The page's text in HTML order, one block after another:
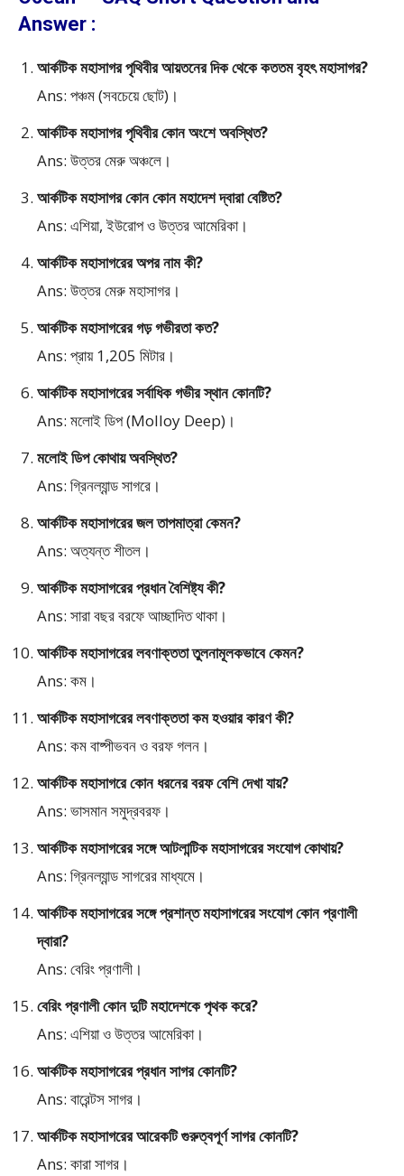
Answer :
আর্কটিক মহাসাগর পৃথিবীর আয়তনের দিক থেকে কততম বৃহৎ মহাসাগর?
Ans: পঞ্চম (সবচেয়ে ছোট)।
আর্কটিক মহাসাগর পৃথিবীর কোন অংশে অবস্থিত?
Ans: উত্তর মেরু অঞ্চলে।
আর্কটিক মহাসাগর কোন কোন মহাদেশ দ্বারা বেষ্টিত?
Ans: এশিয়া, ইউরোপ ও উত্তর আমেরিকা।
আর্কটিক মহাসাগরের অপর নাম কী?
Ans: উত্তর মেরু মহাসাগর।
আর্কটিক মহাসাগরের গড় গভীরতা কত?
Ans: প্রায় 1,205 মিটার।
আর্কটিক মহাসাগরের সর্বাধিক গভীর স্থান কোনটি?
Ans: মলোই ডিপ (Molloy Deep)।
মলোই ডিপ কোথায় অবস্থিত?
Ans: গ্রিনল্যান্ড সাগরে।
আর্কটিক মহাসাগরের জল তাপমাত্রা কেমন?
Ans: অত্যন্ত শীতল।
আর্কটিক মহাসাগরের প্রধান বৈশিষ্ট্য কী?
Ans: সারা বছর বরফে আচ্ছাদিত থাকা।
আর্কটিক মহাসাগরের লবণাক্ততা তুলনামূলকভাবে কেমন?
Ans: কম।
আর্কটিক মহাসাগরের লবণাক্ততা কম হওয়ার কারণ কী?
Ans: কম বাষ্পীভবন ও বরফ গলন।
আর্কটিক মহাসাগরে কোন ধরনের বরফ বেশি দেখা যায়?
Ans: ভাসমান সমুদ্রবরফ।
আর্কটিক মহাসাগরের সঙ্গে আটলান্টিক মহাসাগরের সংযোগ কোথায়?
Ans: গ্রিনল্যান্ড সাগরের মাধ্যমে।
আর্কটিক মহাসাগরের সঙ্গে প্রশান্ত মহাসাগরের সংযোগ কোন প্রণালী
দ্বারা?
Ans: বেরিং প্রণালী।
বেরিং প্রণালী কোন দুটি মহাদেশকে পৃথক করে?
Ans: এশিয়া ও উত্তর আমেরিকা।
আর্কটিক মহাসাগরের প্রধান সাগর কোনটি?
Ans: বারেন্টস সাগর।
আর্কটিক মহাসাগরের আরেকটি গুরুত্বপূর্ণ সাগর কোনটি?
Ans: কারা সাগর।